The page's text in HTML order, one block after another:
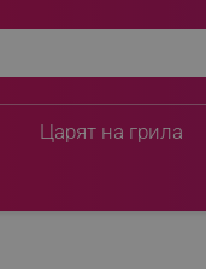
Царят на грила